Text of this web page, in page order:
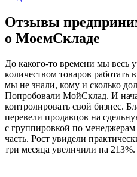
Отзывы
о МоемСкладе
До какого-то времени мы весь
количеством товаров
мы не знали, кому и сколько
Попробовали МойСклад. И
контролировать свой бизнес.
перевели продавцов на
с группировкой по
часть. Рост увидели
три месяца увеличили на 213%.